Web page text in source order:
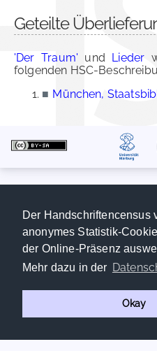
Der Handschriftencensus
anonymes Statistik-
der Online-Präsenz
Mehr dazu in der
Okay
Geteilte
'Der Traum' und Lieder
folgenden HSC-
■ München,